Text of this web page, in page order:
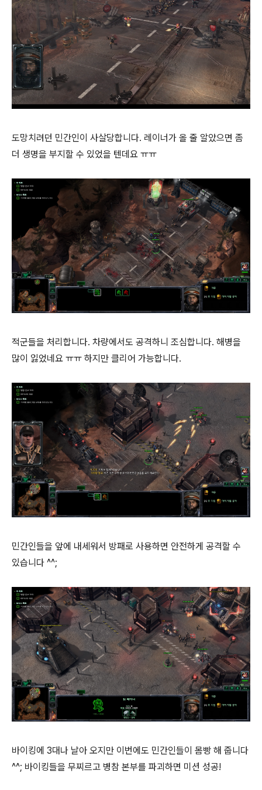
도망치려던 민간인이 사살당합니다. 레이너가 올 줄 알았으면 좀
더 생명을 부지할 수 있었을 텐데요 ㅠㅠ
적군들을 처리합니다. 차량에서도 공격하니 조심합니다. 해병을
많이 잃었네요 ㅠㅠ 하지만 클리어 가능합니다.
민간인들을 앞에 내세워서 방패로 사용하면 안전하게 공격할 수
있습니다 ^^;
바이킹에 3대나 날아 오지만 이번에도 민간인들이 몸빵 해 줍니다
^^; 바이킹들을 무찌르고 병참 본부를 파괴하면 미션 성공!